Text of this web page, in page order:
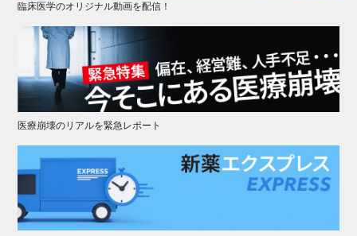
臨床医学のオリジナル動画を配信！
医療崩壊のリアルを緊急レポート